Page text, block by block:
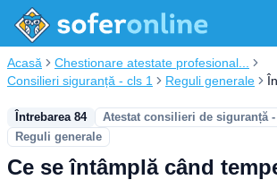
Acasă
Chestionare atestate profesional...
Consilieri siguranță - cls 1
Reguli generale
Întrebarea 84
Atestat consilieri de siguranță -
Reguli generale
Ce se întâmplă când